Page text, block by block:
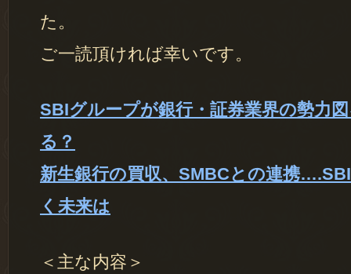
た。
ご一読頂ければ幸いです。
SBIグループが銀行・証券業界の勢力
る？
新生銀行の買収、SMBCとの連携
く未来は
＜主な内容＞